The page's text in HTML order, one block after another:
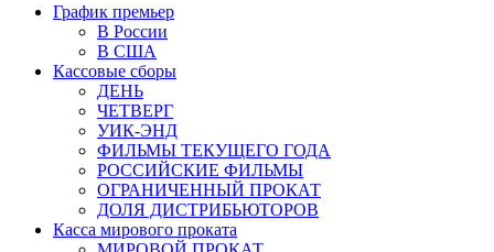
График премьер
В России
В США
Кассовые сборы
ДЕНЬ
ЧЕТВЕРГ
УИК-ЭНД
ФИЛЬМЫ ТЕКУЩЕГО ГОДА
РОССИЙСКИЕ ФИЛЬМЫ
ОГРАНИЧЕННЫЙ ПРОКАТ
ДОЛЯ ДИСТРИБЬЮТОРОВ
Касса мирового проката